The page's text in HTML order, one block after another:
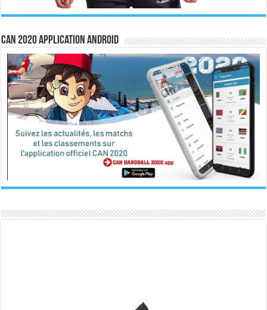
CAN 2020 Application Android